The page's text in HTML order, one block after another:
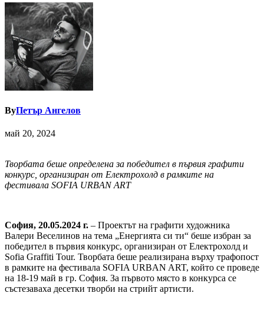
ByПетър Ангелов
май 20, 2024
Творбата беше определена за победител в първия графити
конкурс, организиран от Електрохолд в рамките на
фестивала SOFIA URBAN ART
София, 20.05.2024 г. – Проектът на графити художника
Валери Веселинов на тема „Енергията си ти“ беше избран за
победител в първия конкурс, организиран от Електрохолд и
Sofia Graffiti Tour. Творбата беше реализирана върху трафопост
в рамките на фестивала SOFIA URBAN ART, който се проведе
на 18-19 май в гр. София. За първото място в конкурса се
състезаваха десетки творби на стрийт артисти.